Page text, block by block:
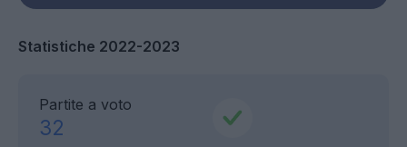
Statistiche 2022-2023
Partite a voto
32